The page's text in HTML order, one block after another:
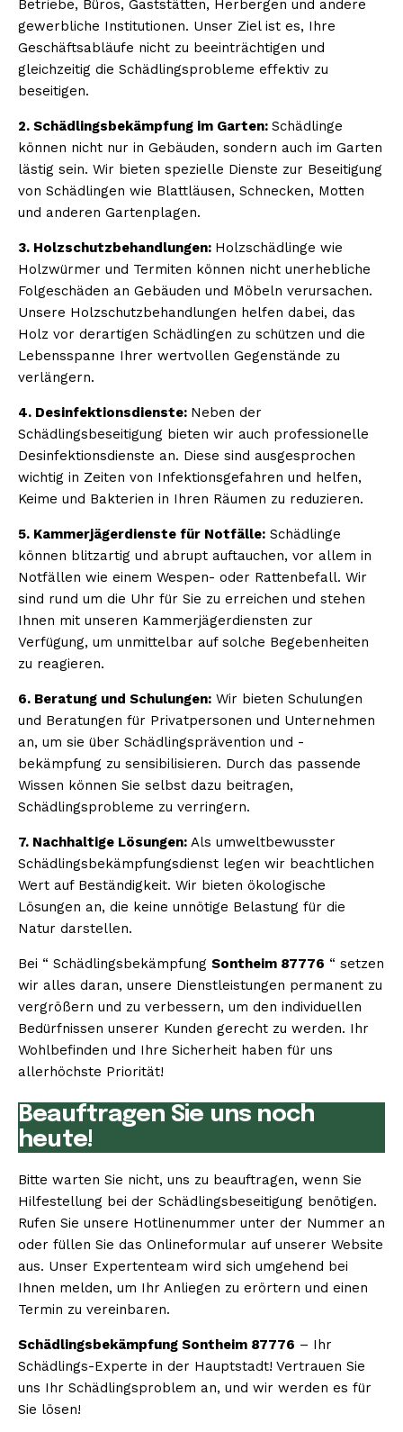
Betriebe, Büros, Gaststätten, Herbergen und andere
gewerbliche Institutionen. Unser Ziel ist es, Ihre
Geschäftsabläufe nicht zu beeinträchtigen und
gleichzeitig die Schädlingsprobleme effektiv zu
beseitigen.
2. Schädlingsbekämpfung im Garten: Schädlinge
können nicht nur in Gebäuden, sondern auch im Garten
lästig sein. Wir bieten spezielle Dienste zur Beseitigung
von Schädlingen wie Blattläusen, Schnecken, Motten
und anderen Gartenplagen.
3. Holzschutzbehandlungen: Holzschädlinge wie
Holzwürmer und Termiten können nicht unerhebliche
Folgeschäden an Gebäuden und Möbeln verursachen.
Unsere Holzschutzbehandlungen helfen dabei, das
Holz vor derartigen Schädlingen zu schützen und die
Lebensspanne Ihrer wertvollen Gegenstände zu
verlängern.
4. Desinfektionsdienste: Neben der
Schädlingsbeseitigung bieten wir auch professionelle
Desinfektionsdienste an. Diese sind ausgesprochen
wichtig in Zeiten von Infektionsgefahren und helfen,
Keime und Bakterien in Ihren Räumen zu reduzieren.
5. Kammerjägerdienste für Notfälle: Schädlinge
können blitzartig und abrupt auftauchen, vor allem in
Notfällen wie einem Wespen- oder Rattenbefall. Wir
sind rund um die Uhr für Sie zu erreichen und stehen
Ihnen mit unseren Kammerjägerdiensten zur
Verfügung, um unmittelbar auf solche Begebenheiten
zu reagieren.
6. Beratung und Schulungen: Wir bieten Schulungen
und Beratungen für Privatpersonen und Unternehmen
an, um sie über Schädlingsprävention und -
bekämpfung zu sensibilisieren. Durch das passende
Wissen können Sie selbst dazu beitragen,
Schädlingsprobleme zu verringern.
7. Nachhaltige Lösungen: Als umweltbewusster
Schädlingsbekämpfungsdienst legen wir beachtlichen
Wert auf Beständigkeit. Wir bieten ökologische
Lösungen an, die keine unnötige Belastung für die
Natur darstellen.
Bei “ Schädlingsbekämpfung Sontheim 87776 “ setzen
wir alles daran, unsere Dienstleistungen permanent zu
vergrößern und zu verbessern, um den individuellen
Bedürfnissen unserer Kunden gerecht zu werden. Ihr
Wohlbefinden und Ihre Sicherheit haben für uns
allerhöchste Priorität!
Beauftragen Sie uns noch
heute!
Bitte warten Sie nicht, uns zu beauftragen, wenn Sie
Hilfestellung bei der Schädlingsbeseitigung benötigen.
Rufen Sie unsere Hotlinenummer unter der Nummer an
oder füllen Sie das Onlineformular auf unserer Website
aus. Unser Expertenteam wird sich umgehend bei
Ihnen melden, um Ihr Anliegen zu erörtern und einen
Termin zu vereinbaren.
Schädlingsbekämpfung Sontheim 87776 – Ihr
Schädlings-Experte in der Hauptstadt! Vertrauen Sie
uns Ihr Schädlingsproblem an, und wir werden es für
Sie lösen!